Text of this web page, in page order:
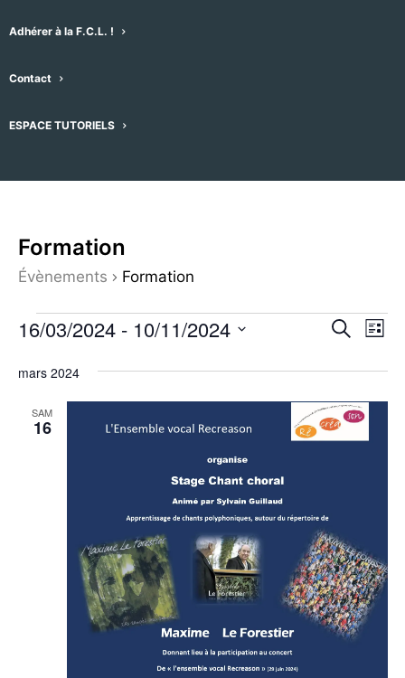
Adhérer à la F.C.L. !
Contact
ESPACE TUTORIELS pouvez faire dérouler.
Formation
Évènements Formation
Évènements
de
Recherche
Liste
16/03/2024 - 10/11/2024
une
date.
mars 2024
SAM
16